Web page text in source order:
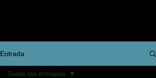
Entrada
Todas las entradas